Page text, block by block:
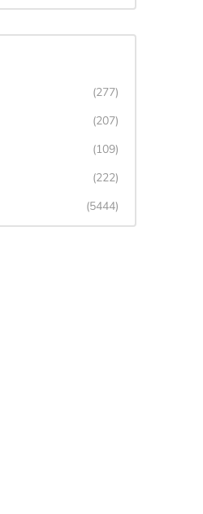
(277)
(207)
(109)
(222)
(5444)